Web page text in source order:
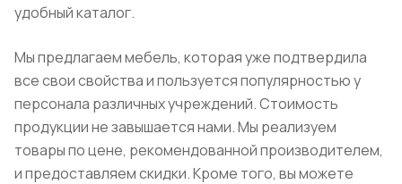
удобный каталог.
Мы предлагаем мебель, которая уже подтвердила
все свои свойства и пользуется популярностью у
персонала различных учреждений. Стоимость
продукции не завышается нами. Мы реализуем
товары по цене, рекомендованной производителем,
и предоставляем скидки. Кроме того, вы можете